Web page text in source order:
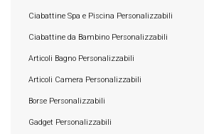
Ciabattine Spa e Piscina Personalizzabili
Ciabattine da Bambino Personalizzabili
Articoli Bagno Personalizzabili
Articoli Camera Personalizzabili
Borse Personalizzabili
Gadget Personalizzabili